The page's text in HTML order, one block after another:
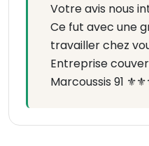
Votre avis nous
Ce fut avec une
travailler chez
Entreprise
Marcoussis 91